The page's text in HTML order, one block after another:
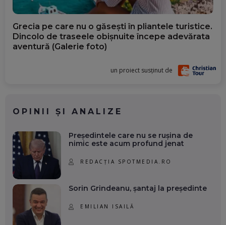
Grecia pe care nu o găsești în pliantele turistice.
Dincolo de traseele obișnuite începe adevărata
aventură (Galerie foto)
un proiect susținut de
OPINII ȘI ANALIZE
Președintele care nu se rușina de
nimic este acum profund jenat
REDACȚIA SPOTMEDIA.RO
Sorin Grindeanu, șantaj la președinte
EMILIAN ISAILĂ